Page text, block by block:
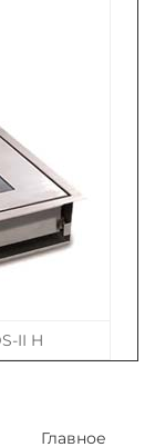
II H
Главное